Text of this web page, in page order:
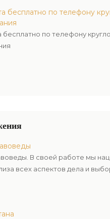
бесплатно по телефону
бесплатно по телефону
В своей работе мы
всех аспектов дела и